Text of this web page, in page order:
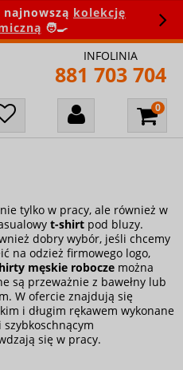
najnowszą kolekcję
🧑‍🍳
INFOLINIA
881 703 704
tylko w pracy, ale również w
t-shirt pod bluzy.
dobry wybór, jeśli chcemy
na odzież firmowego logo,
męskie robocze można
są przeważnie z bawełny lub
W ofercie znajdują się
i długim rękawem wykonane
się w pracy.